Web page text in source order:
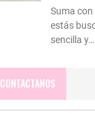
Suma con
estás
sencilla y…
CONTACTANOS